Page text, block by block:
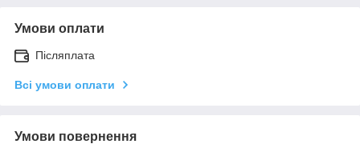
Умови оплати
Післяплата
Всі умови оплати
Умови повернення